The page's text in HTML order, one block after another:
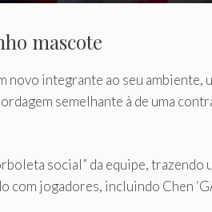
mascote
novo integrante ao seu
semelhante à de uma
social” da equipe,
jogadores, incluindo Chen